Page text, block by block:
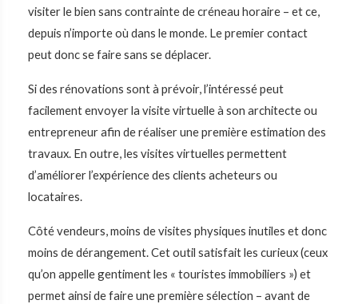
visiter le bien sans contrainte de créneau horaire – et ce,
depuis n’importe où dans le monde. Le premier contact
peut donc se faire sans se déplacer.
Si des rénovations sont à prévoir, l’intéressé peut
facilement envoyer la visite virtuelle à son architecte ou
entrepreneur afin de réaliser une première estimation des
travaux. En outre, les visites virtuelles permettent
d’améliorer l’expérience des clients acheteurs ou
locataires.
Côté vendeurs, moins de visites physiques inutiles et donc
moins de dérangement. Cet outil satisfait les curieux (ceux
qu’on appelle gentiment les « touristes immobiliers ») et
permet ainsi de faire une première sélection – avant de